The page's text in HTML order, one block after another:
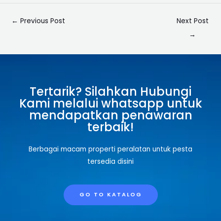
← Previous Post
Next Post
→
Tertarik? Silahkan Hubungi
Kami melalui whatsapp untuk
mendapatkan penawaran
terbaik!
Berbagai macam properti peralatan untuk pesta
tersedia disini
GO TO KATALOG